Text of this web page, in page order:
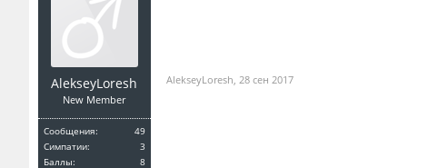
AlekseyLoresh
New Member
Сообщения:
49
Симпатии:
3
Баллы:
8
AlekseyLoresh, 28 сен 2017